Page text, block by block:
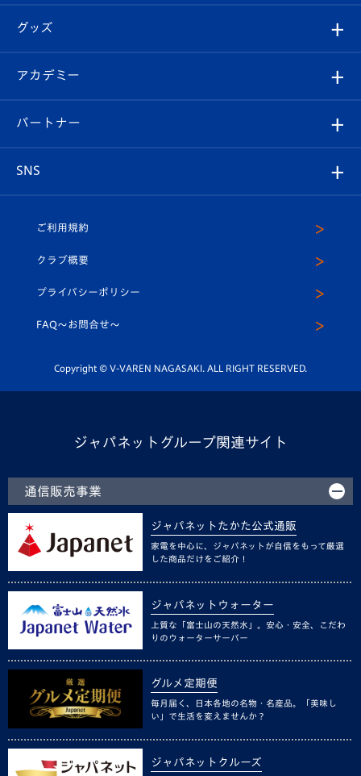
チケット
イベント
メディア
ホームタウン
スタッフプロフィール
マスコット紹介
平和祈念活動
ホームタウン活動
はじめての観戦ガイド
Revive Team
ヴィヴィくんの長崎おもてなしガイド
フォトギャラリー
スタジアムグルメ
チケット
V-LOVERS（ファンクラブ）
プレイヤーズスイート
グッズ
オンラインショップ
店舗情報
アカデミー
育成からのお知らせ
U-18
スクール
パートナー
SNS
ヴィヴィくんインスタグラム
公式LINE＠
ご利用規約
クラブ概要
プライバシーポリシー
FAQ〜お問合せ〜
Copyright © V-VAREN NAGASAKI. ALL RIGHT RESERVED.
ジャパネットグループ関連サイト
通信販売事業
ジャパネットたかた公式通販
家電を中心に、ジャパネットが自信をもって厳選
した商品だけをご紹介！
ジャパネットウォーター
上質な「富士山の天然水」。安心・安全、こだわ
りのウォーターサーバー
グルメ定期便
毎月届く、日本各地の名物・名産品。「美味し
い」で生活を変えませんか？
ジャパネットクルーズ